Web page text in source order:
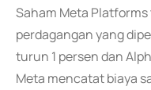
Saham Meta
perdagangan yang
turun 1 persen dan
Meta mencatat biaya